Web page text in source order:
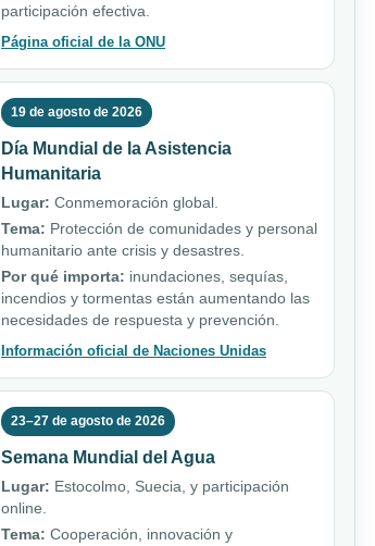
participación efectiva.
Página oficial de la ONU
19 de agosto de 2026
Día Mundial de la Asistencia
Humanitaria
Lugar: Conmemoración global.
Tema: Protección de comunidades y personal
humanitario ante crisis y desastres.
Por qué importa: inundaciones, sequías,
incendios y tormentas están aumentando las
necesidades de respuesta y prevención.
Información oficial de Naciones Unidas
23–27 de agosto de 2026
Semana Mundial del Agua
Lugar: Estocolmo, Suecia, y participación
online.
Tema: Cooperación, innovación y